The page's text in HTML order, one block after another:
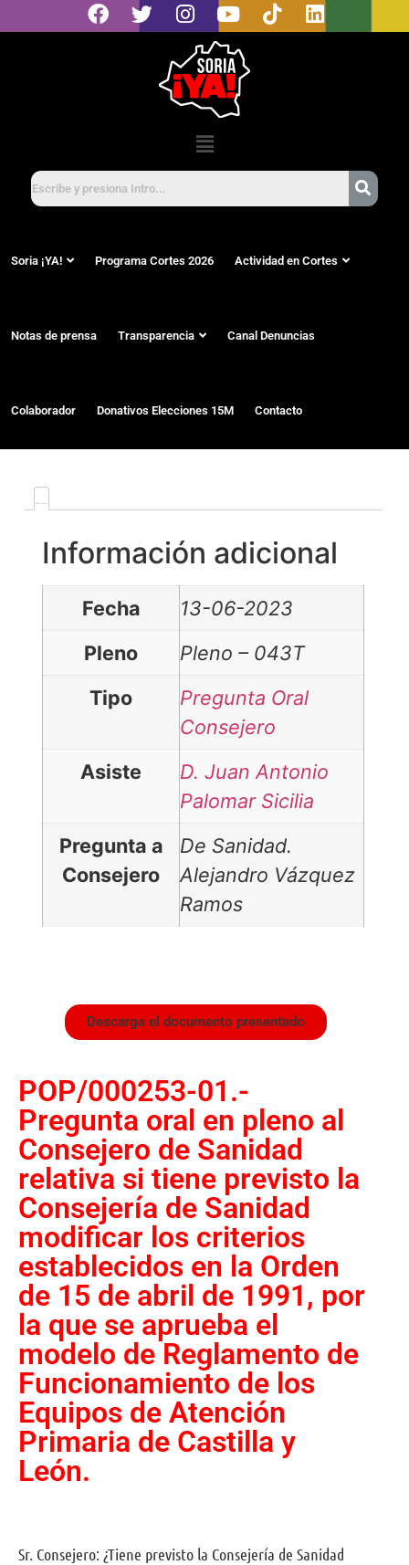
Soria ¡YA! Programa Cortes 2026 Actividad en Cortes
Notas de prensa Transparencia Canal Denuncias
Colaborador Donativos Elecciones 15M Contacto
POP/000253-01.-
Pregunta oral en pleno al
Consejero de Sanidad
relativa si tiene previsto la
Consejería de Sanidad
modificar los criterios
establecidos en la Orden
de 15 de abril de 1991, por
la que se aprueba el
modelo de Reglamento de
Funcionamiento de los
Equipos de Atención
Primaria de Castilla y
León.
Sr. Consejero: ¿Tiene previsto la Consejería de Sanidad
Información adicional
Fecha
13-06-2023
Pleno
Pleno – 043T
Tipo
Pregunta Oral
Consejero
Asiste
D. Juan Antonio
Palomar Sicilia
Pregunta a
Consejero
De Sanidad.
Alejandro Vázquez
Ramos
Descarga el documento presentado